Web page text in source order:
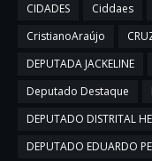
CIDADES
Ciddaes
CristianoAraújo
DEPUTADA JACKELINE
Deputado Destaque
DEPUTADO DISTRITAL
DEPUTADO EDUARDO